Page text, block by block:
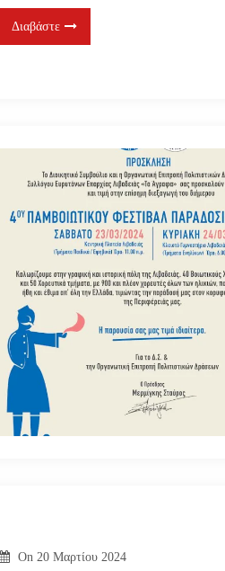
Διαβάστε
On 20 Μαρτίου 2024